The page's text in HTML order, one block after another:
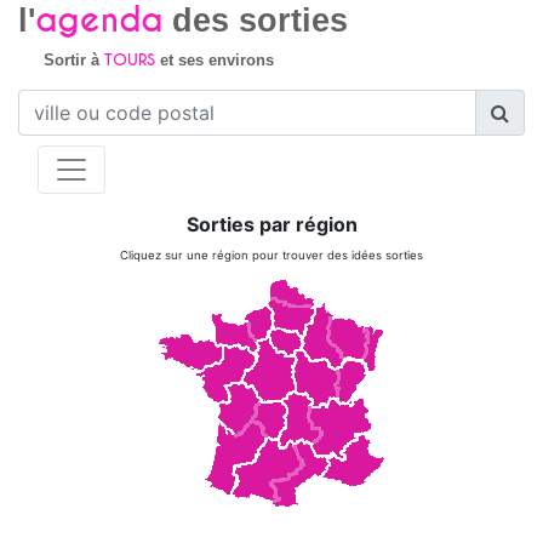
l'agenda des sorties
Sortir à TOURSet ses environs
Sorties par région
Cliquez sur une région pour trouver des idées sorties